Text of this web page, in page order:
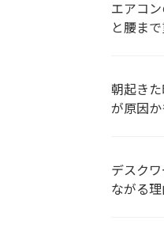
エアコ
と腰ま
朝起き
が原因
デスク
ながる理